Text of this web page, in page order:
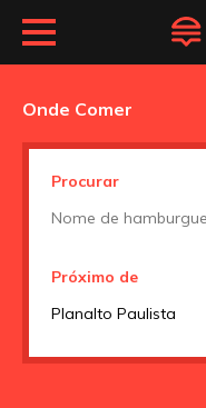
Onde Comer
Procurar
Próximo de